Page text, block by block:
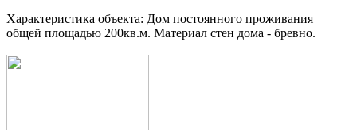
Характеристика объекта: Дом постоянного проживания
общей площадью 200кв.м. Материал стен дома - бревно.